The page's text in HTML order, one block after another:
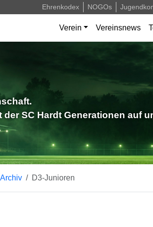
Ehrenkodex NOGOs
Verein Vereinsnews
SC Hardt Generationen auf
Archiv D3-Junioren